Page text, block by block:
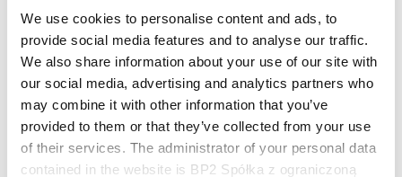
We use cookies to personalise content and ads, to
provide social media features and to analyse our traffic.
We also share information about your use of our site with
our social media, advertising and analytics partners who
may combine it with other information that you’ve
provided to them or that they’ve collected from your use
of their services. The administrator of your personal data
contained in the website is BP2 Spółka z ograniczoną